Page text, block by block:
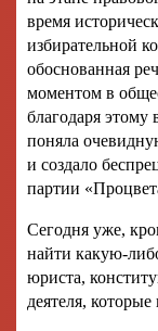
время
избирательной
обоснованная
моментом в
благодаря
поняла
и создало
партии
Сегодня уже,
найти какую-
юриста,
деятеля,